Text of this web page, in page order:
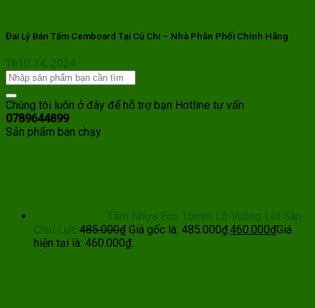
Đai Lý Bán Tấm Cemboard Tại Củ Chi – Nhà Phân Phối Chính Hãng
Th10 14, 2024
Chúng tôi luôn ở đây để hỗ trợ bạn Hotline tư vấn
0789644899
Sản phẩm bán chạy
Tấm Nhựa Eco 15mm Lỗ Vuông Lót Sàn
Chịu Lực 485.000₫ Giá gốc là: 485.000₫.460.000₫Giá
hiện tại là: 460.000₫.